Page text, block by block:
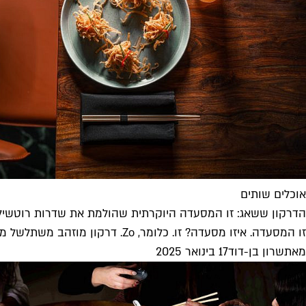
אוכלים שותים
הדרקון ששאג: זו המסעדה היוקרתית שהולמת את שדרות
זו המסעדה. איזו מסעדה? זו. כלומר, Zo. דרקון מוזהב משתלשל מהתקרה באסייתית החדשה על רוטשילד, שמהמרת בהשקעה של מיליונים על מקום...
מאתשרון בן-דוד17 בינואר 2025